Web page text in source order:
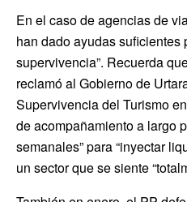
En el caso de agencias de
han dado ayudas suficientes
supervivencia”. Recuerda
reclamó al Gobierno de
Supervivencia del Turismo
de acompañamiento a largo
semanales” para “inyectar
un sector que se siente